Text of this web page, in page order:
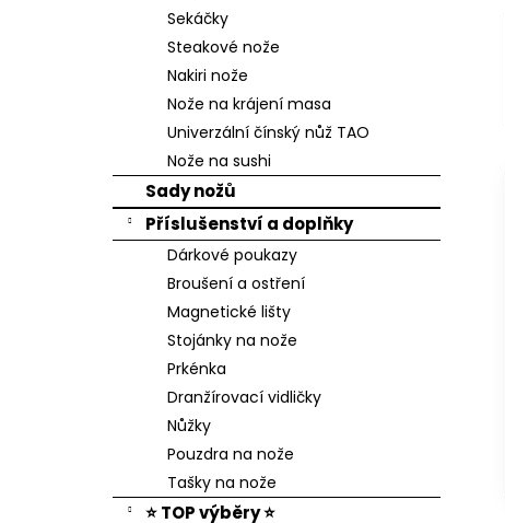
Sekáčky
Steakové nože
Nakiri nože
Nože na krájení masa
Univerzální čínský nůž TAO
Nože na sushi
Sady nožů
Příslušenství a doplňky
Dárkové poukazy
Broušení a ostření
Magnetické lišty
Stojánky na nože
Prkénka
Dranžírovací vidličky
Nůžky
Pouzdra na nože
Tašky na nože
⭐ TOP výběry ⭐